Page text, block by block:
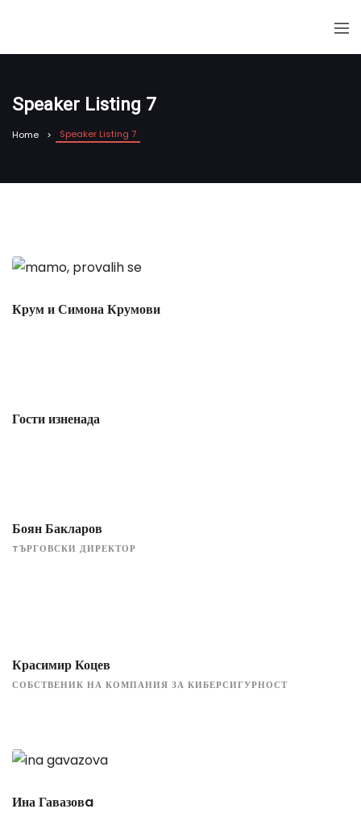
Speaker Listing 7
Home Speaker Listing 7
Крум и Симона Крумови
Гости изненада
Боян Бакларов
TЪРГОВСКИ ДИРЕКТОР
Красимир Коцев
СОБСТВЕНИК НА КОМПАНИЯ ЗА КИБЕРСИГУРНОСТ
Ина Гавазовa